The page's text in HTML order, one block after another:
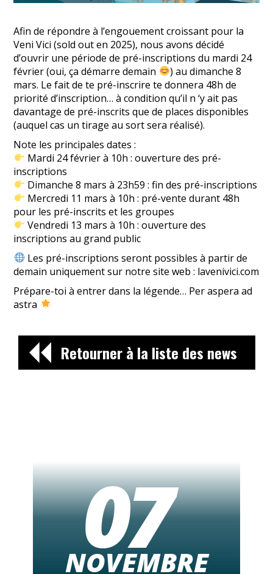
Afin de répondre à l’engouement croissant pour la
Veni Vici (sold out en 2025), nous avons décidé
d’ouvrir une période de pré-inscriptions du mardi 24
février (oui, ça démarre demain
) au dimanche 8
mars. Le fait de te pré-inscrire te donnera 48h de
priorité d’inscription… à condition qu’il n ‘y ait pas
davantage de pré-inscrits que de places disponibles
(auquel cas un tirage au sort sera réalisé).
Note les principales dates :
Mardi 24 février à 10h : ouverture des pré-
inscriptions
Dimanche 8 mars à 23h59 : fin des pré-inscriptions
Mercredi 11 mars à 10h : pré-vente durant 48h
pour les pré-inscrits et les groupes
Vendredi 13 mars à 10h : ouverture des
inscriptions au grand public
Les pré-inscriptions seront possibles à partir de
demain uniquement sur notre site web : lavenivici.com
Prépare-toi à entrer dans la légende… Per aspera ad
astra
Retourner à la liste des news
07
NOVEMBRE